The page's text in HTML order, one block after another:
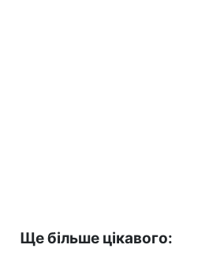
Ще більше цікавого: